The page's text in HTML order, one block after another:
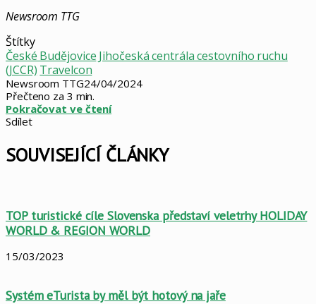
Newsroom TTG
Štítky
České Budějovice Jihočeská centrála cestovního ruchu
(JCCR) Travelcon
Newsroom TTG24/04/2024
Přečteno za 3 min.
Pokračovat ve čtení
Sdílet
mailem
SOUVISEJÍCÍ ČLÁNKY
TOP turistické cíle Slovenska představí veletrhy HOLIDAY
WORLD & REGION WORLD
15/03/2023
Systém eTurista by měl být hotový na jaře